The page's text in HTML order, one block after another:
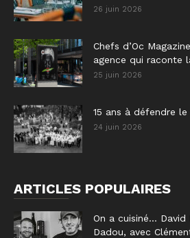
26 juin 2026
Chefs d’Oc
agence qui raconte
25 juin 2026
15 ans à défendre
24 juin 2026
ARTICLES POPULAIRES
On a cuisiné… David
Dadou, avec